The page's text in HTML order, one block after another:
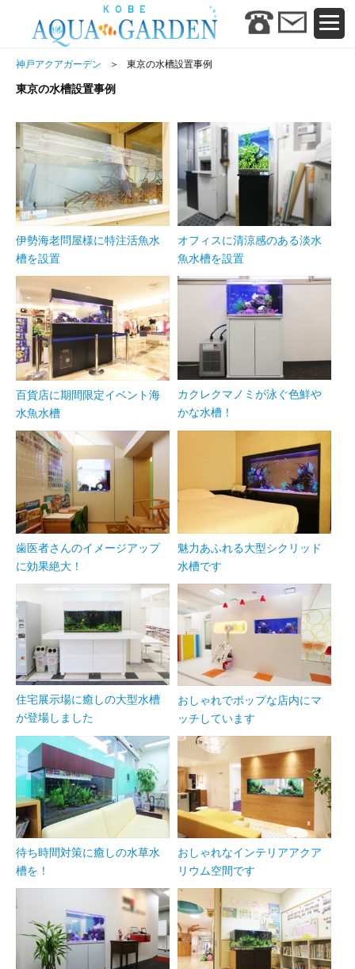
神戸アクアガーデン 東京の水槽設置事例
東京の水槽設置事例
伊勢海老問屋様に特注活魚水
槽を設置
オフィスに清涼感のある淡水
魚水槽を設置
百貨店に期間限定イベント海
水魚水槽
カクレクマノミが泳ぐ色鮮や
かな水槽！
歯医者さんのイメージアップ
に効果絶大！
魅力あふれる大型シクリッド
水槽です
住宅展示場に癒しの大型水槽
が登場しました
おしゃれでポップな店内にマ
ッチしています
待ち時間対策に癒しの水草水
槽を！
おしゃれなインテリアアクア
リウム空間です